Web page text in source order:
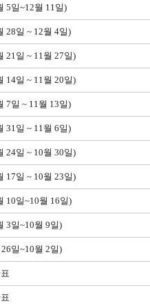
5일~12월 11일)
28일 ~ 12월 4일)
21일 ~ 11월 27일)
14일 ~ 11월 20일)
7일 ~ 11월 13일)
31일 ~ 11월 6일)
24일 ~ 10월 30일)
17일 ~ 10월 23일)
10일~10월 16일)
3일~10월 9일)
일~10월 2일)